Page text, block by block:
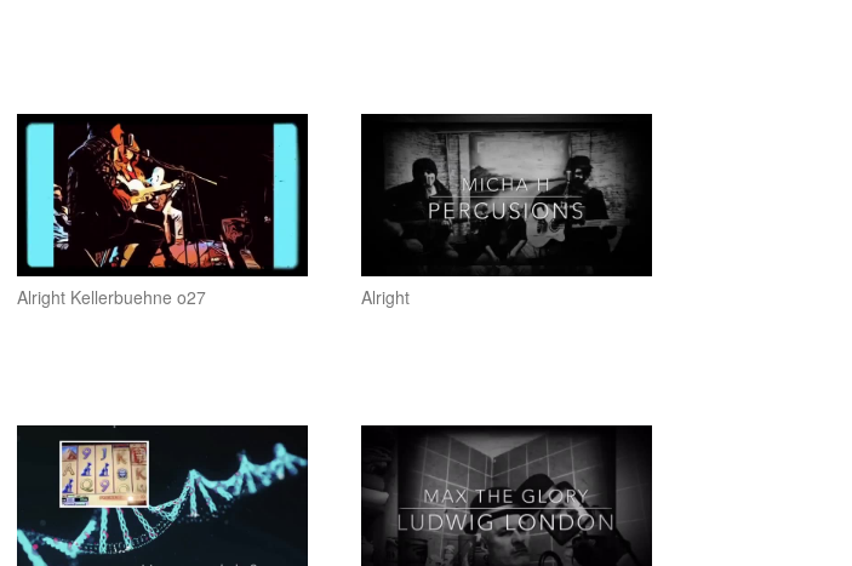
Alright Kellerbuehne o27 Alright